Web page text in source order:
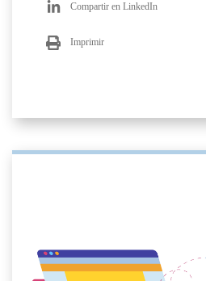
Compartir en LinkedIn
Imprimir